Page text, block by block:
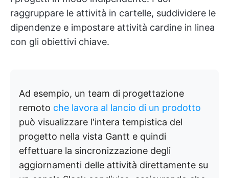
raggruppare le attività in cartelle, suddividere le
dipendenze e impostare attività cardine in linea
con gli obiettivi chiave.
Ad esempio, un team di progettazione
remoto che lavora al lancio di un prodotto
può visualizzare l'intera tempistica del
progetto nella vista Gantt e quindi
effettuare la sincronizzazione degli
aggiornamenti delle attività direttamente su